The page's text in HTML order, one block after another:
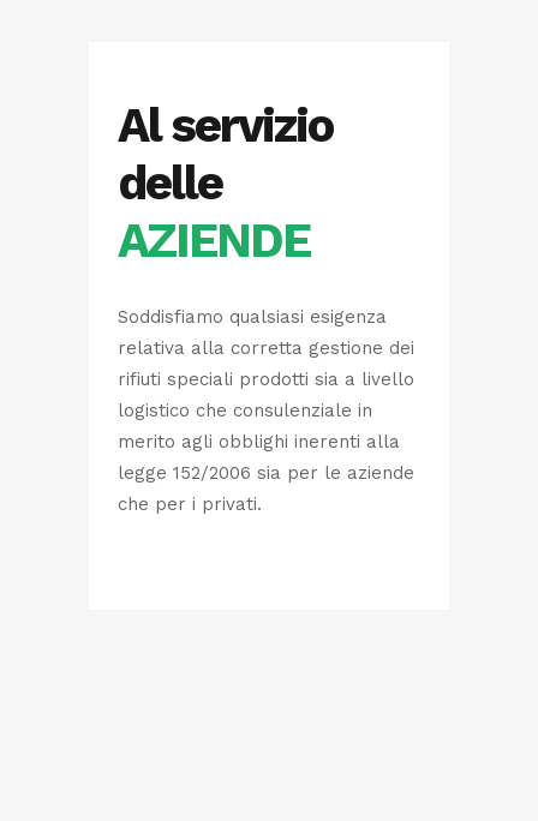
Al servizio
delle
AZIENDE
Soddisfiamo qualsiasi esigenza
relativa alla corretta gestione dei
rifiuti speciali prodotti sia a livello
logistico che consulenziale in
merito agli obblighi inerenti alla
legge 152/2006 sia per le aziende
che per i privati.